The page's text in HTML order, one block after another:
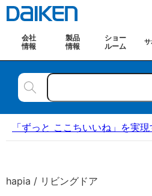
会社
情報
製品
情報
ショー
ルーム
サ
「ずっと ここちいいね」を実
hapia / リビングドア